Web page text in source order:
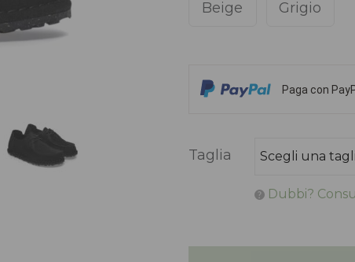
Beige Grigio
Paga con
Taglia
Dubbi?